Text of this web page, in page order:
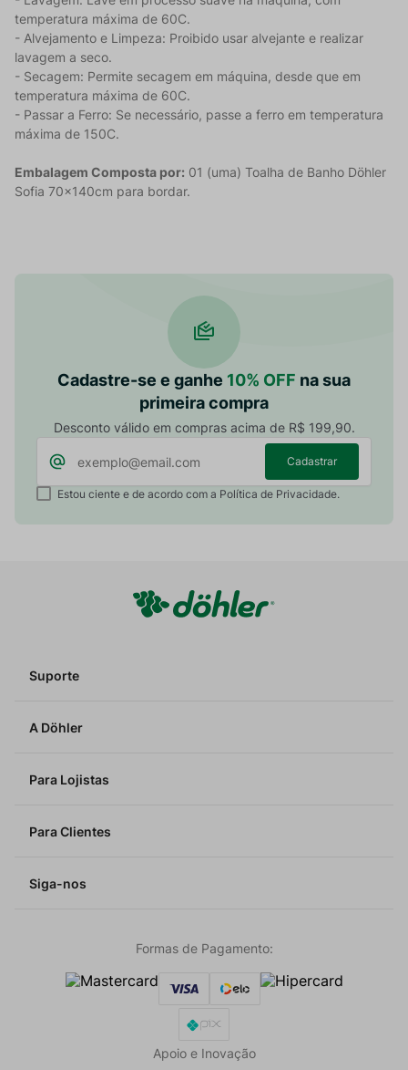
temperatura máxima de 60C.
- Alvejamento e Limpeza: Proibido usar alvejante e realizar
lavagem a seco.
- Secagem: Permite secagem em máquina, desde que em
temperatura máxima de 60C.
- Passar a Ferro: Se necessário, passe a ferro em temperatura
máxima de 150C.
Embalagem Composta por: 01 (uma) Toalha de Banho Döhler
Sofia 70x140cm para bordar.
Cadastre-se e ganhe 10% OFF na sua
primeira compra
Desconto válido em compras acima de R$ 199,90.
Cadastrar
Estou ciente e de acordo com a Política de Privacidade.
Suporte
A Döhler
Para Lojistas
Para Clientes
Siga-nos
Formas de Pagamento:
Apoio e Inovação